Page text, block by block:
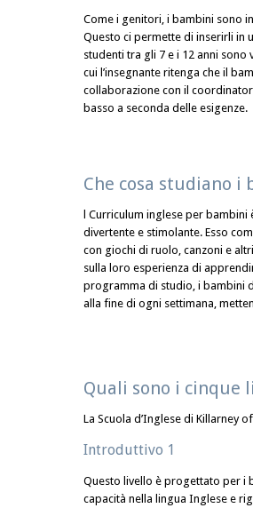
Come i genitori, i bambini sono
Questo ci permette di inserirli in
studenti tra gli 7 e i 12 anni sono
cui l’insegnante ritenga che il
collaborazione con il
basso a seconda delle esigenze.
Che cosa studiano i
l Curriculum inglese per
divertente e stimolante. Esso
con giochi di ruolo, canzoni e
sulla loro esperienza di
programma di studio, i bambini
alla fine di ogni settimana,
Quali sono i cinque
La Scuola d’Inglese di Killarney
Introduttivo 1
Questo livello è progettato per i
capacità nella lingua Inglese e